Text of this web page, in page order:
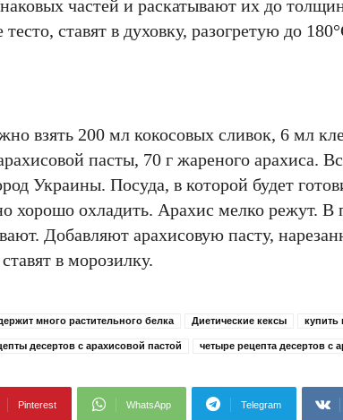
частей и раскатывают их до
ставят в духовку, разогретую до
взять 200 мл кокосовых сливок, 6 мл
пасты, 70 г жареного арахиса.
Украины. Посуда, в которой будет
хорошо охладить. Арахис мелко режут. В
Добавляют арахисовую пасту,
в морозилку.
много растительного белка Диетические кексы купить
десертов с арахисовой пастой четыре рецепта десертов с
Pinterest WhatsApp Telegram